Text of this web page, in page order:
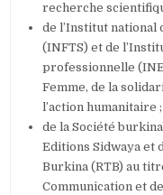
recherche
de l’Institut
(INFTS) et de
professionnelle
Femme, de la
l’action humanitaire ;
de la Société
Editions Sidwaya et
Burkina (RTB) au
Communication et